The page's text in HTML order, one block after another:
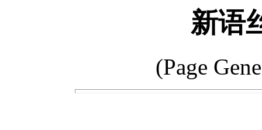
新语
(Page